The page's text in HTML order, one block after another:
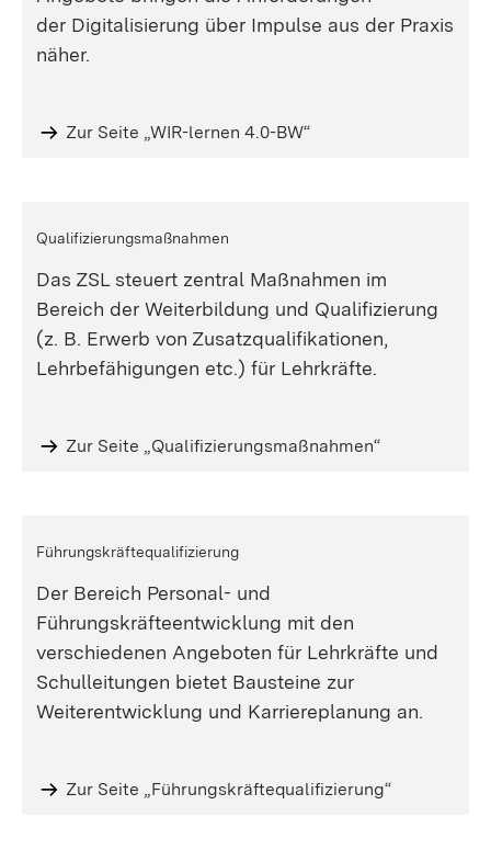
der Digitalisierung über Impulse aus der Praxis
näher.
Zur Seite „WIR-lernen 4.0-BW“
Qualifizierungsmaßnahmen
Das ZSL steuert zentral Maßnahmen im
Bereich der Weiterbildung und Qualifizierung
(z. B. Erwerb von Zusatzqualifikationen,
Lehrbefähigungen etc.) für Lehrkräfte.
Zur Seite „Qualifizierungsmaßnahmen“
Führungskräftequalifizierung
Der Bereich Personal- und
Führungskräfteentwicklung mit den
verschiedenen Angeboten für Lehrkräfte und
Schulleitungen bietet Bausteine zur
Weiterentwicklung und Karriereplanung an.
Zur Seite „Führungskräftequalifizierung“